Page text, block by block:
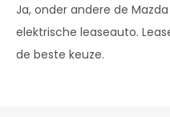
Ja, onder andere de
elektrische leaseauto.
de beste keuze.